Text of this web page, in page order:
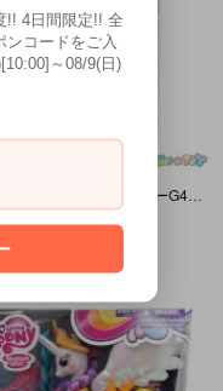
SOLD OUT
!! 4日間限定!! 全
コードをご入
～08/9(日)